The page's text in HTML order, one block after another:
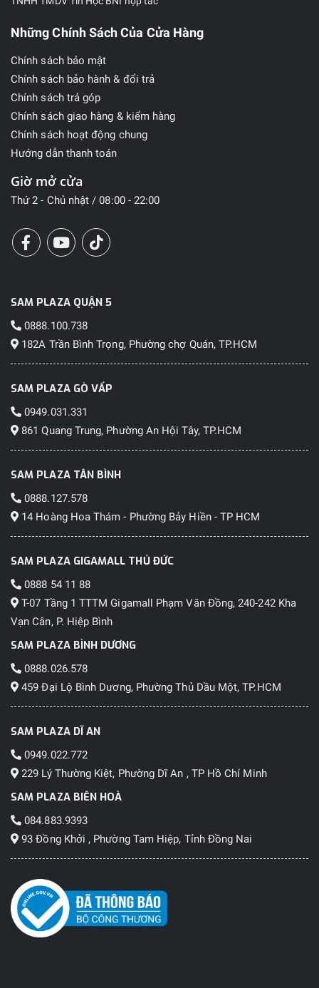
Những Chính Sách Của Cửa Hàng
Chính sách bảo mật
Chính sách bảo hành & đổi trả
Chính sách trả góp
Chính sách giao hàng & kiểm hàng
Chính sách hoạt động chung
Hướng dẫn thanh toán
Giờ mở cửa
Thứ 2 - Chủ nhật / 08:00 - 22:00
SAM PLAZA QUẬN 5
0888.100.738
182A Trần Bình Trọng, Phường chợ Quán, TP.HCM
SAM PLAZA GÒ VẤP
0949.031.331
861 Quang Trung, Phường An Hội Tây, TP.HCM
SAM PLAZA TÂN BÌNH
0888.127.578
14 Hoàng Hoa Thám - Phường Bảy Hiền - TP HCM
SAM PLAZA GIGAMALL THỦ ĐỨC
0888 54 11 88
T-07 Tầng 1 TTTM Gigamall Phạm Văn Đồng, 240-242 Kha
Vạn Cân, P. Hiệp Bình
SAM PLAZA BÌNH DƯƠNG
0888.026.578
459 Đại Lộ Bình Dương, Phường Thủ Dầu Một, TP.HCM
SAM PLAZA DĨ AN
0949.022.772
229 Lý Thường Kiệt, Phường Dĩ An , TP Hồ Chí Minh
SAM PLAZA BIÊN HOÀ
084.883.9393
93 Đồng Khởi , Phường Tam Hiệp, Tỉnh Đồng Nai